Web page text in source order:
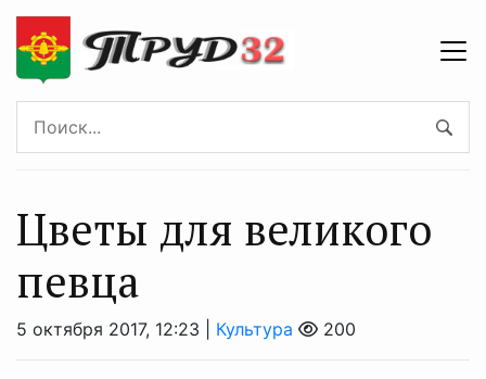
Цветы для великого
певца
5 октября 2017, 12:23 | Культура 200